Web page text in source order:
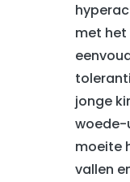
met het
jonge
woede-
moeite
vallen